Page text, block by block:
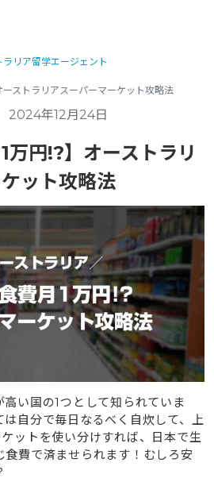
ラリア留学エージェント
ーストラリアスーパーマーケット攻略法
2024年12月24日
万円!?】オーストラリ
ット攻略法
い国の1つとして知られていま
は自分で毎日なるべく自炊して、上
ットを使い分けすれば、日本で生
費で済ませられます！むしろ安